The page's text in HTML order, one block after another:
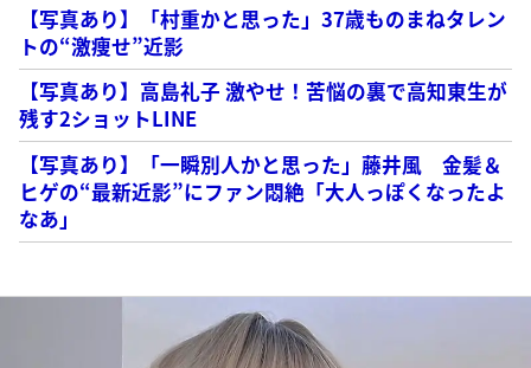
【写真あり】「村重かと思った」37歳ものまねタレン
トの“激痩せ”近影
【写真あり】高島礼子 激やせ！苦悩の裏で高知東生が
残す2ショットLINE
【写真あり】「一瞬別人かと思った」藤井風 金髪＆
ヒゲの“最新近影”にファン悶絶「大人っぽくなったよ
なあ」